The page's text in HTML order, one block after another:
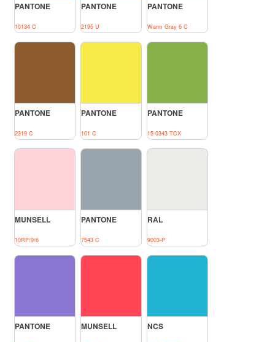
PANTONE
10134 C
PANTONE
2195 U
PANTONE
Warm Gray 6 C
PANTONE
2319 C
PANTONE
101 C
PANTONE
15-0343 TCX
MUNSELL
10RP/9/6
PANTONE
7543 C
RAL
9003-P
PANTONE MUNSELL NCS